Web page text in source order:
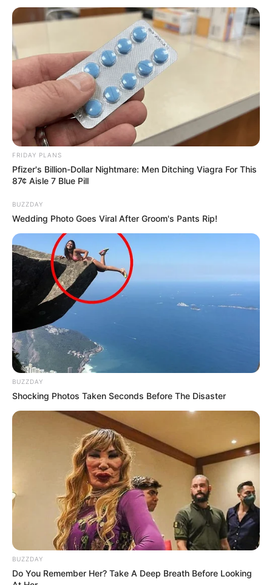
Ο Υπόγειος Πόλεμος είναι γεγονός.. Το
κυνήγι είναι σε εξέλιξη
Τετάρτη, 5 Οκτωβρίου 2022, 21:39
Κεντρικό Ισραηλιτικό
Συμβούλιο: Αντιδρά για την
προαγωγή της Παγουτέλη
στην αντιπροεδρία του...
ΑΠΟΚΑΛΥΨΗ ΤΩΡΑ. ΗΡΘΕ Η
ΩΡΑ ΤΩΝ ΓΗΙΝΩΝ
ΑΠΟΚΑΛΥΨΕΩΝ ΛΕΠΤΟ ΠΡΟΣ
Συνέντευξη Alexander Dugin
σχολιάζοντας τον λόγο
Πούτιν: Είναι η έναρξη της
ΕΠΕΙΓΟΝ: Στην απόφαση
ΑΠΑΓΟΡΕΥΣΗΣ rapid test από
τον Ε.Ο.Φ αναγράφεται
καθαρά ότι...
Email address:
FRIDAY PLANS
Pfizer's Billion-Dollar Nightmare: Men Ditching Viagra For This
87¢ Aisle 7 Blue Pill
BUZZDAY
Wedding Photo Goes Viral After Groom's Pants Rip!
BUZZDAY
Shocking Photos Taken Seconds Before The Disaster
BUZZDAY
Do You Remember Her? Take A Deep Breath Before Looking